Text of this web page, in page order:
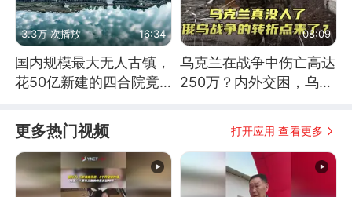
3.3万 次播放 16:34
国内规模最大无人古镇，
花50亿新建的四合院竟
08:09
乌克兰在战争中伤亡高达
250万？内外交困，乌克
更多热门视频 打开应用 查看更多